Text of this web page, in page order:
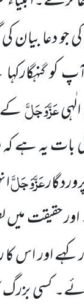
جو دعا بیان
عَزَّوَجَلَّ
یہ ہے کہ وہ
عَزَّوَجَلَّ
حقیقت
کہے اور اس
کسی بزرگ